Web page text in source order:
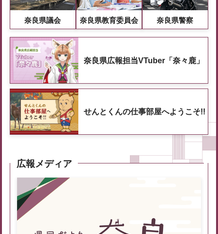
奈良県議会 奈良県教育委員会 奈良県警察
奈良県広報担当VTuber「奈々鹿」
せんとくんの仕事部屋へようこそ!!
広報メディア